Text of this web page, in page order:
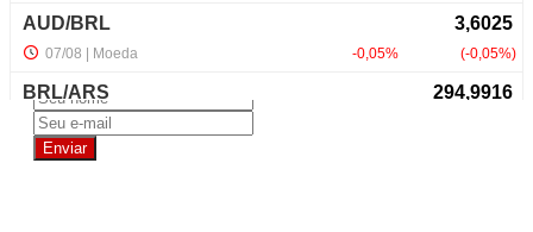
NewsLetter